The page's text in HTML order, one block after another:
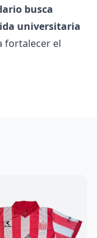
busca
universitaria
fortalecer el